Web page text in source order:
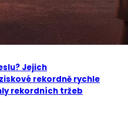
Jejich
rekordně rychle
rekordních tržeb